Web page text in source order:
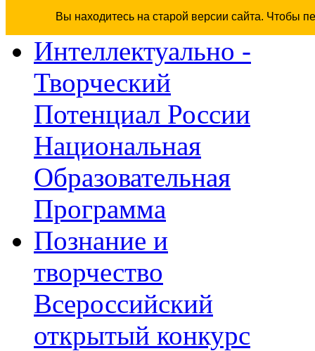
Вы находитесь на старой версии сайта. Чтобы
Интеллектуально -
Творческий
Потенциал России
Национальная
Образовательная
Программа
Познание и
творчество
Всероссийский
открытый конкурс